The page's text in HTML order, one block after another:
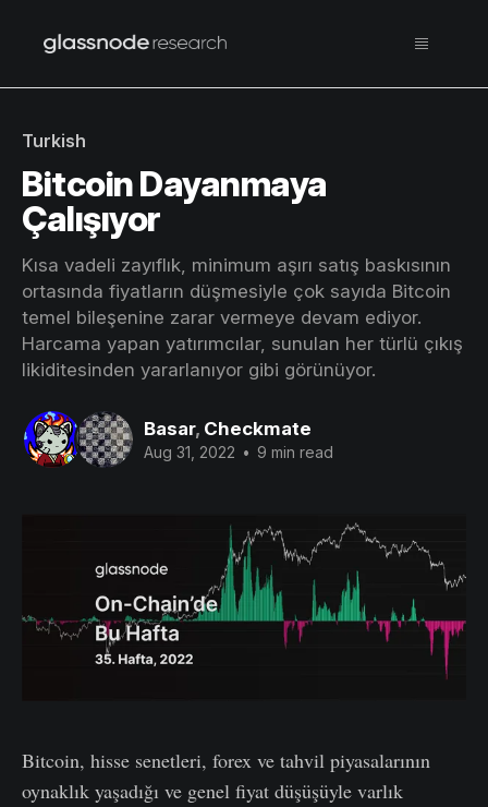
Turkish
Bitcoin Dayanmaya
Çalışıyor
Kısa vadeli zayıflık, minimum aşırı satış baskısının
ortasında fiyatların düşmesiyle çok sayıda Bitcoin
temel bileşenine zarar vermeye devam ediyor.
Harcama yapan yatırımcılar, sunulan her türlü çıkış
likiditesinden yararlanıyor gibi görünüyor.
Basar, Checkmate
Aug 31, 2022 • 9 min read
Bitcoin, hisse senetleri, forex ve tahvil piyasalarının
oynaklık yaşadığı ve genel fiyat düşüşüyle ​​varlık